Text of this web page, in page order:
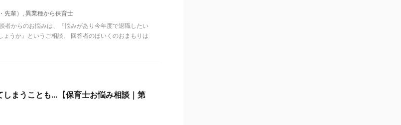
先輩） , 異業種から保育士
者からのお悩みは、『悩みがあり今年度で退職したい
うか』というご相談。 回答者のほいくのおまもりは
まうことも…【保育士お悩み相談｜第